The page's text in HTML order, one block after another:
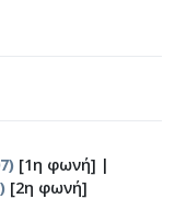
[1η φωνή] |
[2η φωνή]